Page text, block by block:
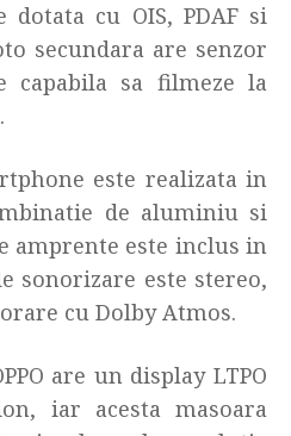
dotata cu OIS, PDAF si
secundara are senzor
capabila sa filmeze la
este realizata in
de aluminiu si
amprente este inclus in
sonorizare este stereo,
cu Dolby Atmos.
are un display LTPO
iar acesta masoara